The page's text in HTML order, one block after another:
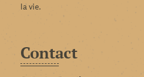
la vie.
Contact